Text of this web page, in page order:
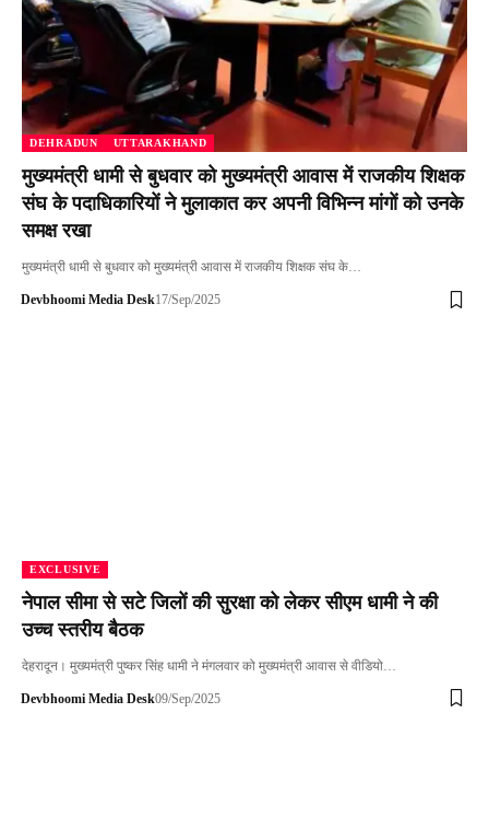
DEHRADUN UTTARAKHAND
मुख्यमंत्री धामी से बुधवार को मुख्यमंत्री आवास में राजकीय शिक्षक
संघ के पदाधिकारियों ने मुलाकात कर अपनी विभिन्न मांगों को उनके
समक्ष रखा
मुख्यमंत्री धामी से बुधवार को मुख्यमंत्री आवास में राजकीय शिक्षक संघ के…
Devbhoomi Media Desk17/Sep/2025
EXCLUSIVE
नेपाल सीमा से सटे जिलों की सुरक्षा को लेकर सीएम धामी ने की
उच्च स्तरीय बैठक
देहरादून। मुख्यमंत्री पुष्कर सिंह धामी ने मंगलवार को मुख्यमंत्री आवास से वीडियो…
Devbhoomi Media Desk09/Sep/2025